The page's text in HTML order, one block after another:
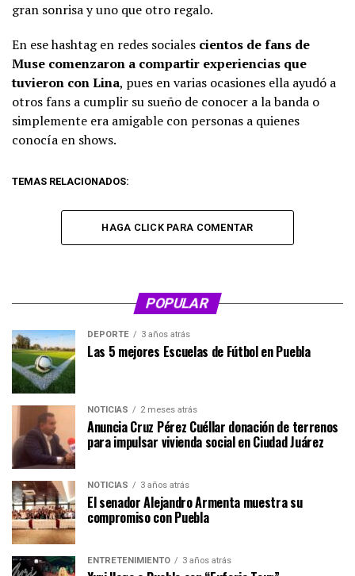
gran sonrisa y uno que otro regalo.
En ese hashtag en redes sociales cientos de fans de
Muse comenzaron a compartir experiencias que
tuvieron con Lina, pues en varias ocasiones ella ayudó a
otros fans a cumplir su sueño de conocer a la banda o
simplemente era amigable con personas a quienes
conocía en shows.
TEMAS RELACIONADOS:
HAGA CLICK PARA COMENTAR
POPULAR
DEPORTE 3 años atrás
Las 5 mejores Escuelas de Fútbol en Puebla
NOTICIAS 2 meses atrás
Anuncia Cruz Pérez Cuéllar donación de terrenos
para impulsar vivienda social en Ciudad Juárez
NOTICIAS 3 años atrás
El senador Alejandro Armenta muestra su
compromiso con Puebla
ENTRETENIMIENTO 3 años atrás